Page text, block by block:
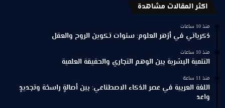
اكثر المقالات مشاهدة
منذ 10 ساعات
ذكرياتي في أزهر العلوم: سنوات تكوين الروح والعقل
منذ 10 ساعات
التنمية البشرية بين الوهم التجاري والحقيقة العلمية
منذ 11 ساعة
اللغة العربية في عصر الذكاء الاصطناعي: بين أصالةٍ راسخة وتجديدٍ
واعد